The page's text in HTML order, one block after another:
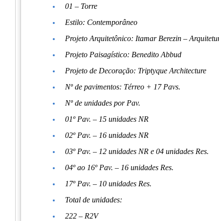
01 – Torre
Estilo: Contemporâneo
Projeto Arquitetônico: Itamar Berezin –
Projeto Paisagístico: Benedito Abbud
Projeto de Decoração: Triptyque Architecture
Nº de pavimentos: Térreo + 17 Pavs.
Nº de unidades por Pav.
01º Pav. – 15 unidades NR
02º Pav. – 16 unidades NR
03º Pav. – 12 unidades NR e 04 unidades Res.
04º ao 16º Pav. – 16 unidades Res.
17º Pav. – 10 unidades Res.
Total de unidades:
222 – R2V